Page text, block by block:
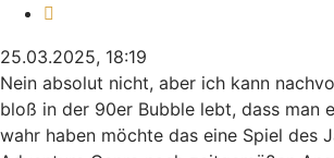
25.03.2025, 18:19
Nein absolut nicht, aber ich kann
bloß in der 90er Bubble lebt, dass man
wahr haben möchte das eine Spiel des